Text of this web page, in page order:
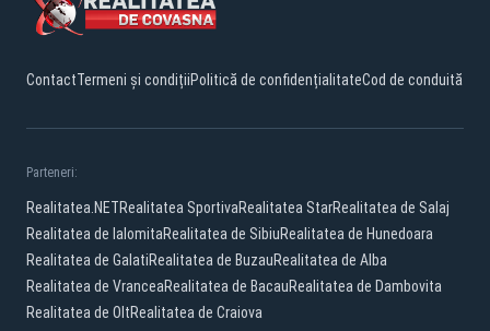
ContactTermeni și condițiiPolitică de confidențialitateCod de conduită
Parteneri:
Realitatea.NETRealitatea SportivaRealitatea StarRealitatea de Salaj
Realitatea de IalomitaRealitatea de SibiuRealitatea de Hunedoara
Realitatea de GalatiRealitatea de BuzauRealitatea de Alba
Realitatea de VranceaRealitatea de BacauRealitatea de Dambovita
Realitatea de OltRealitatea de Craiova